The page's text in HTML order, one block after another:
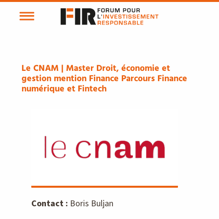
Le CNAM | Master Droit, économie et
gestion mention Finance Parcours Finance
numérique et Fintech
Contact : Boris Buljan